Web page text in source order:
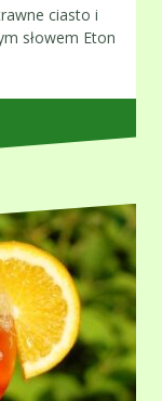
ciasto i
słowem Eton